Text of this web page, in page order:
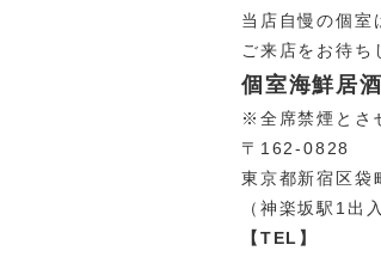
当店自慢の個室
ご来店をお待ち
個室海鮮居
※全席禁煙とさ
〒162-0828
東京都新宿区袋
（神楽坂駅1出
【TEL】